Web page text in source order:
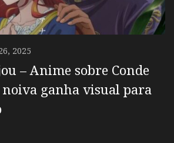
2025
– Anime sobre Conde
ganha visual para